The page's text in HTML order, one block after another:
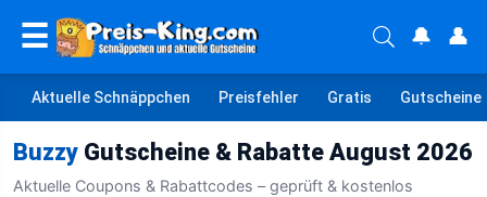
☰ 🔔 👤
Aktuelle Schnäppchen Preisfehler Gratis Gutscheine
Buzzy Gutscheine & Rabatte August 2026
Aktuelle Coupons & Rabattcodes – geprüft & kostenlos